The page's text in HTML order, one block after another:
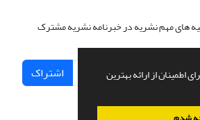
اطمینان از ارائه بهترین
های مهم نشریه در خبرنامه نشریه مشترک
اشتراک